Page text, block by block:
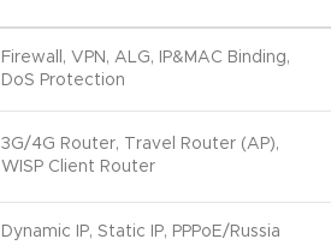
Firewall, VPN, ALG, IP&MAC Binding,
DoS Protection
3G/4G Router, Travel Router (AP),
WISP Client Router
Dynamic IP, Static IP, PPPoE/Russia